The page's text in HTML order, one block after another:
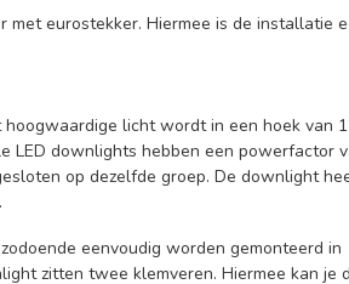
eurostekker. Hiermee is de installatie
licht wordt in een hoek van
LED downlights hebben een powerfactor
op dezelfde groep. De downlight
eenvoudig worden gemonteerd in
zitten twee klemveren. Hiermee kan je